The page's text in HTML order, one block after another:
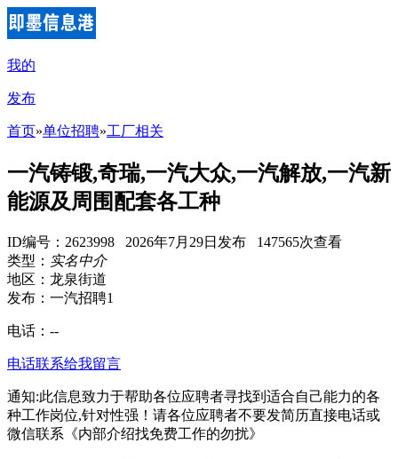
我的
发布
首页»单位招聘»工厂相关
一汽铸锻,奇瑞,一汽大众,一汽解放,一汽新
能源及周围配套各工种
ID编号：2623998 2026年7月29日发布 147565次查看
类型： 实名中介
地区：龙泉街道
发布：一汽招聘1
电话： --
电话联系给我留言
通知:此信息致力于帮助各位应聘者寻找到适合自己能力的各
种工作岗位,针对性强！请各位应聘者不要发简历直接电话或
微信联系《内部介绍找免费工作的勿扰》